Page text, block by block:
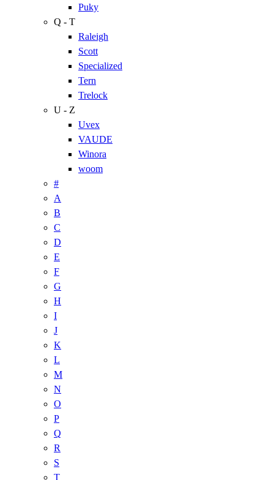
Puky
Q - T
Raleigh
Scott
Specialized
Tern
Trelock
U - Z
Uvex
VAUDE
Winora
woom
#
A
B
C
D
E
F
G
H
I
J
K
L
M
N
O
P
Q
R
S
T